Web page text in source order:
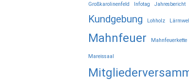
Großkarolinenfeld Infotag Jahresbericht
Kundgebung Lohholz
Mahnfeuer Mahnfeuerkette
Mareissaal